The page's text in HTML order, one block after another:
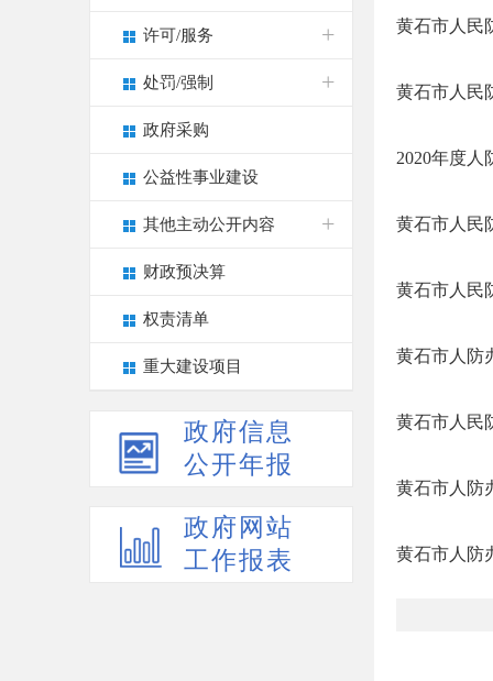
许可/服务
处罚/强制
政府采购
公益性事业建设
其他主动公开内容
财政预决算
权责清单
重大建设项目
政府信息
公开年报
政府网站
工作报表
黄石市人民
黄石市人民
2020年度人
黄石市人民
黄石市人民
黄石市人防
黄石市人民
黄石市人防
黄石市人防